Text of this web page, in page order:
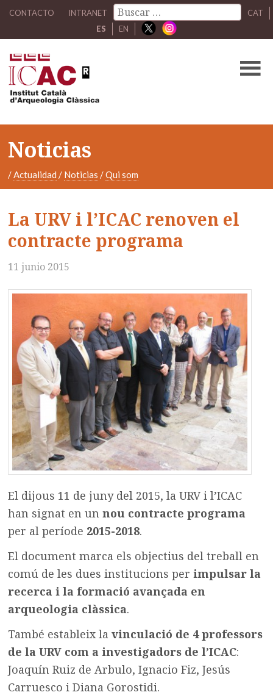
CONTACTO INTRANET
CAT
ES
EN
Noticias
/Actualidad / Noticias /Qui som
La URV i l’ICAC renoven el
contracte programa
11 junio 2015
El dijous 11 de juny del 2015, la URV i l’ICAC
han signat en unnou contracte programa
per al període 2015-2018.
El document marca els objectius del treball en
comú de les dues institucions per impulsar la
recerca i la formació avançada en
arqueologia clàssica.
També estableix la vinculació de 4 professors
de la URV com a investigadors de l’ICAC:
Joaquín Ruiz de Arbulo, Ignacio Fiz, Jesús
Carruesco i Diana Gorostidi.